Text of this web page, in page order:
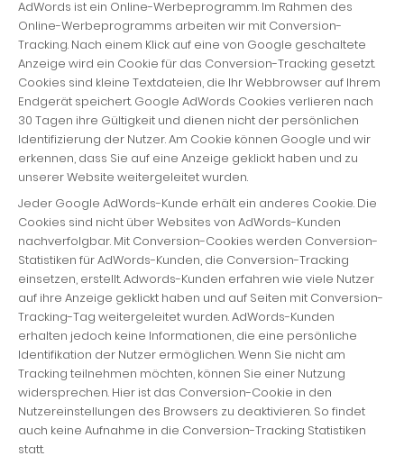
AdWords ist ein Online-Werbeprogramm. Im Rahmen des
Online-Werbeprogramms arbeiten wir mit Conversion-
Tracking. Nach einem Klick auf eine von Google geschaltete
Anzeige wird ein Cookie für das Conversion-Tracking gesetzt.
Cookies sind kleine Textdateien, die Ihr Webbrowser auf Ihrem
Endgerät speichert. Google AdWords Cookies verlieren nach
30 Tagen ihre Gültigkeit und dienen nicht der persönlichen
Identifizierung der Nutzer. Am Cookie können Google und wir
erkennen, dass Sie auf eine Anzeige geklickt haben und zu
unserer Website weitergeleitet wurden.
Jeder Google AdWords-Kunde erhält ein anderes Cookie. Die
Cookies sind nicht über Websites von AdWords-Kunden
nachverfolgbar. Mit Conversion-Cookies werden Conversion-
Statistiken für AdWords-Kunden, die Conversion-Tracking
einsetzen, erstellt. Adwords-Kunden erfahren wie viele Nutzer
auf ihre Anzeige geklickt haben und auf Seiten mit Conversion-
Tracking-Tag weitergeleitet wurden. AdWords-Kunden
erhalten jedoch keine Informationen, die eine persönliche
Identifikation der Nutzer ermöglichen. Wenn Sie nicht am
Tracking teilnehmen möchten, können Sie einer Nutzung
widersprechen. Hier ist das Conversion-Cookie in den
Nutzereinstellungen des Browsers zu deaktivieren. So findet
auch keine Aufnahme in die Conversion-Tracking Statistiken
statt.